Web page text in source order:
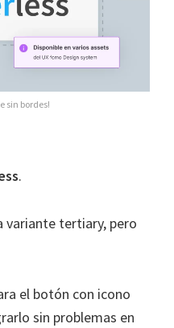
sin bordes!
.
variante tertiary, pero
el botón con icono
sin problemas en